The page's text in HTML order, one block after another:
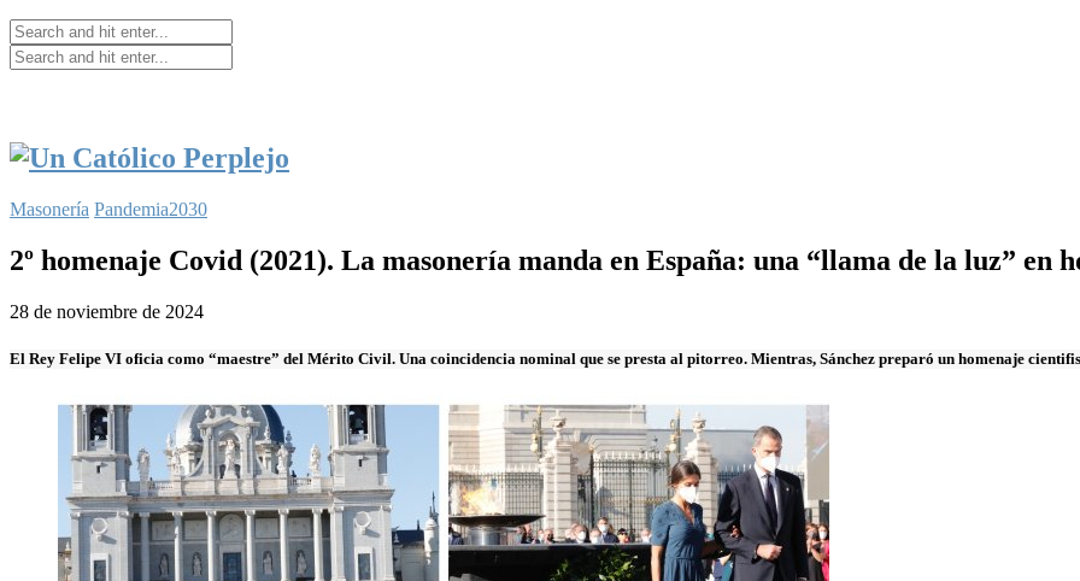
Masonería Pandemia2030
2º homenaje Covid (2021). La masonería manda en España: una “llama de la luz” en
28 de noviembre de 2024
El Rey Felipe VI oficia como “maestre” del Mérito Civil. Una coincidencia nominal que se presta al pitorreo. Mientras, Sánchez preparó un homenaje